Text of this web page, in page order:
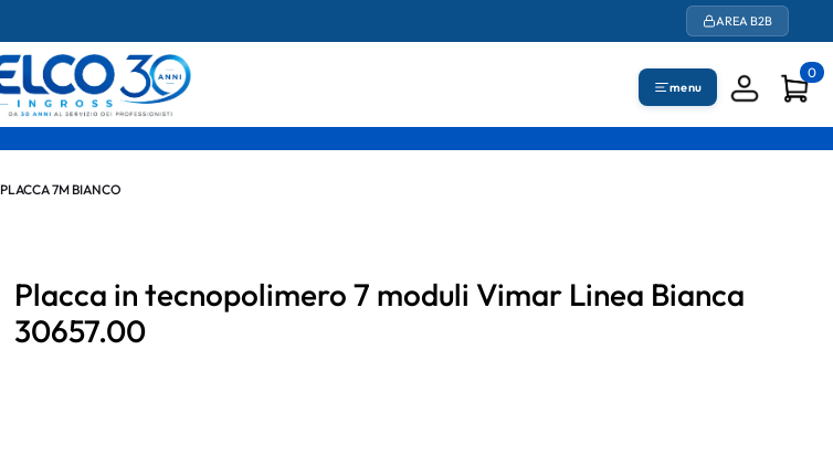
AREA B2B
menu
0
PLACCA 7M BIANCO
Placca in tecnopolimero 7 moduli Vimar Linea Bianca
30657.00